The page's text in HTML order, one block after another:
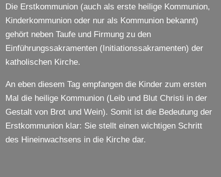
Die Erstkommunion (auch als erste heilige Kommunion,
Kinderkommunion oder nur als Kommunion bekannt)
gehört neben Taufe und Firmung zu den
Einführungssakramenten (Initiationssakramenten) der
katholischen Kirche.
An eben diesem Tag empfangen die Kinder zum ersten
Mal die heilige Kommunion (Leib und Blut Christi in der
Gestalt von Brot und Wein). Somit ist die Bedeutung der
Erstkommunion klar: Sie stellt einen wichtigen Schritt
des Hineinwachsens in die Kirche dar.